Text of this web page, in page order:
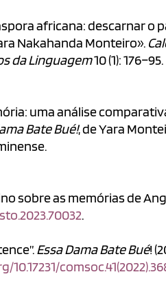
africana: descarnar o
Nakahanda Monteiro».
da Linguagem10 (1): 176–95.
uma análise
Bate Bué!, de Yara
sobre as memórias de
.
Essa Dama Bate Bué!